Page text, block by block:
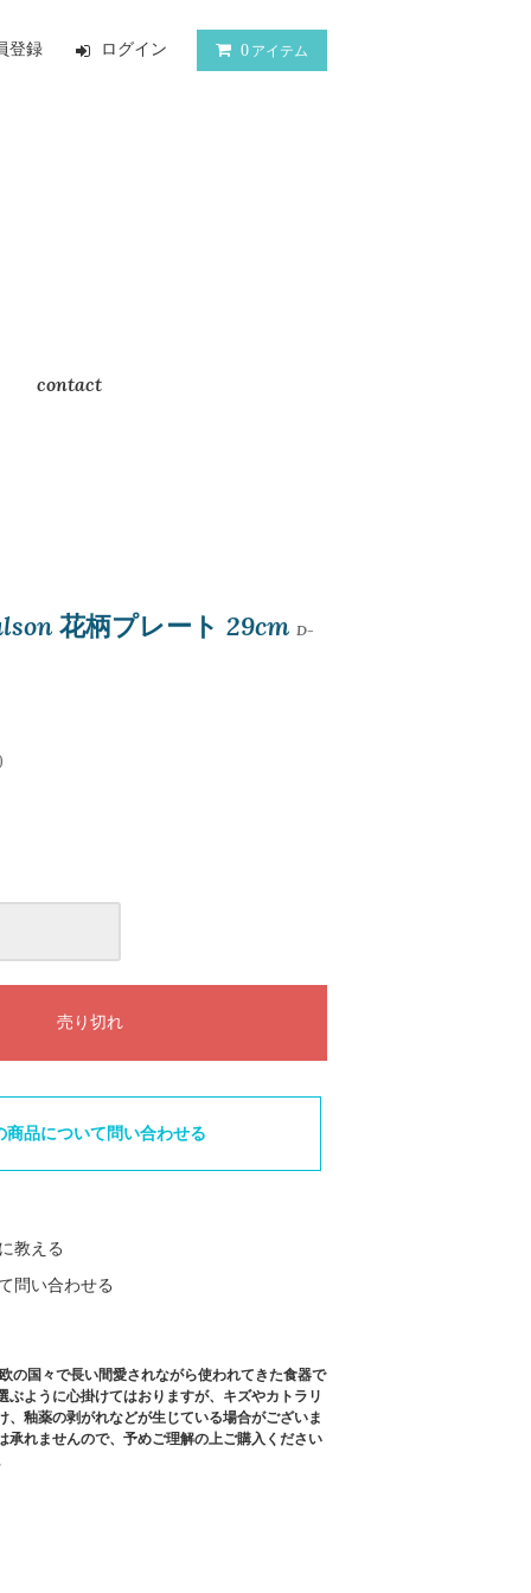
登録 ログイン 0 アイテム
contact
花柄プレート 29cm D-
商品について問い合わせる
教える
問い合わせる
の国々で長い間愛されながら使われてきた食器で
ぶように心掛けてはおりますが、キズやカトラリ
、釉薬の剥がれなどが生じている場合がございま
承れませんので、予めご理解の上ご購入ください